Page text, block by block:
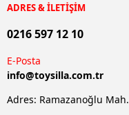
ADRES & İLETİŞİM
0216 597 12 10
E-Posta
info@toysilla.com.tr
Adres: Ramazanoğlu Mah.